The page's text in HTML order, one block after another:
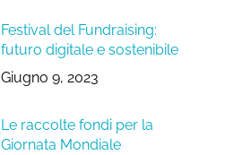
Festival del Fundraising:
futuro digitale e sostenibile
Giugno 9, 2023
Le raccolte fondi per la
Giornata Mondiale